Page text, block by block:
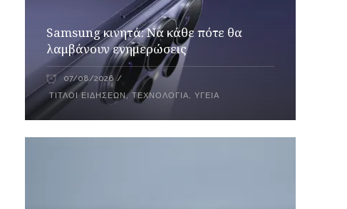
Samsung κινητά: Να κάθε πότε θα
λαμβάνουν ενημερώσεις
07/08/2026
ΤΊΤΛΟΙ ΕΙΔΉΣΕΩΝ,ΤΕΧΝΟΛΟΓΊΑ,ΥΓΕΊΑ